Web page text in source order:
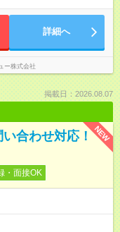
詳細へ
ー株式会社
掲載日：2026.08.07
NEW
合わせ対応！
・面接OK